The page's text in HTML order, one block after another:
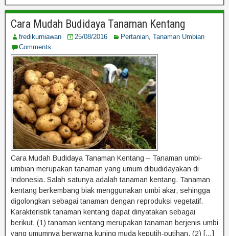
Cara Mudah Budidaya Tanaman Kentang
fredikurniawan 25/08/2016 Pertanian, Tanaman Umbian
Comments
Cara Mudah Budidaya Tanaman Kentang – Tanaman umbi-
umbian merupakan tanaman yang umum dibudidayakan di
Indonesia. Salah satunya adalah tanaman kentang. Tanaman
kentang berkembang biak menggunakan umbi akar, sehingga
digolongkan sebagai tanaman dengan reproduksi vegetatif.
Karakteristik tanaman kentang dapat dinyatakan sebagai
berikut, (1) tanaman kentang merupakan tanaman berjenis umbi
yang umumnya berwarna kuning muda keputih-putihan, (2) […]